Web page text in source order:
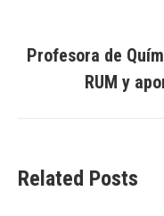
Profesora de
RUM y
Related Posts